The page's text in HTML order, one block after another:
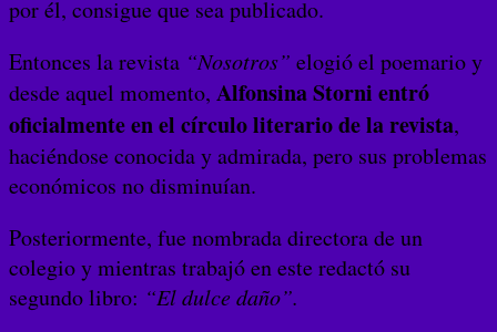
por él, consigue que sea publicado.
Entonces la revista “Nosotros” elogió el poemario y
desde aquel momento, Alfonsina Storni entró
oficialmente en el círculo literario de la revista,
haciéndose conocida y admirada, pero sus problemas
económicos no disminuían.
Posteriormente, fue nombrada directora de un
colegio y mientras trabajó en este redactó su
segundo libro: “El dulce daño”.